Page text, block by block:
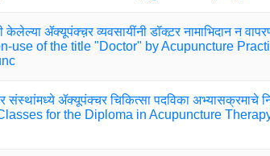
ॲक्यूपंक्च़र व्यवसायींनी डॉक्ट़र नामाभिदान न
use of the title "Doctor" by Acupuncture
संस्थांमध्ये ॲक्यूपंक्चर चिकित्सा पदविका अभ्यासक्रमाचे
for the Diploma in Acupuncture